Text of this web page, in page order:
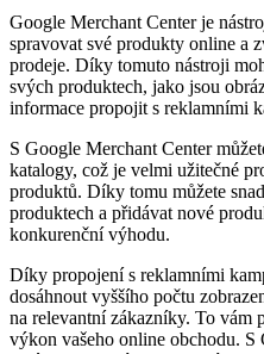
Google Merchant Center je
spravovat své produkty online a
prodeje. Díky tomuto nástroji
svých produktech, jako jsou
informace propojit s reklamními
S Google Merchant Center
katalogy, což je velmi užitečné
produktů. Díky tomu můžete
produktech a přidávat nové
konkurenční výhodu.
Díky propojení s reklamními
dosáhnout vyššího počtu
na relevantní zákazníky. To vám
výkon vašeho online obchodu. S